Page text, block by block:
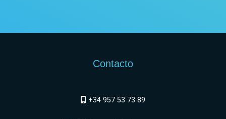
Contacto
+34 957 53 73 89